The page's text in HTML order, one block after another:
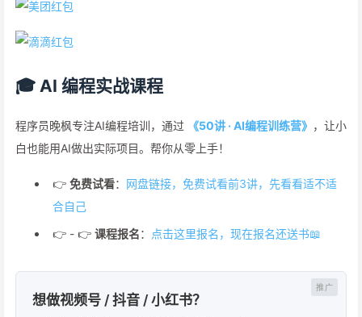
🎓 AI 编程实战课程
程序员晚枫专注AI编程培训，通过 《50讲 · AI编程训练营》 ，让小
白也能用AI做出实际项目。帮你从零上手！
👉 免费试看： 网盘链接，免费试看前3讲，先看看适不适
合自己
👉 - 👉 课程报名： 点击这里报名，现在报名还送书📖
想做视频号 / 抖音 / 小红书？